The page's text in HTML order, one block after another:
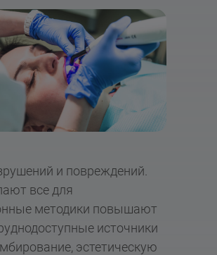
и повреждений.
все для
методики повышают
источники
эстетическую